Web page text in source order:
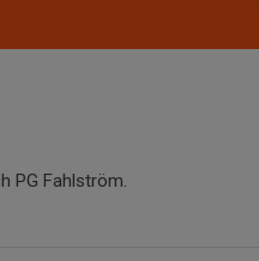
PG Fahlström.